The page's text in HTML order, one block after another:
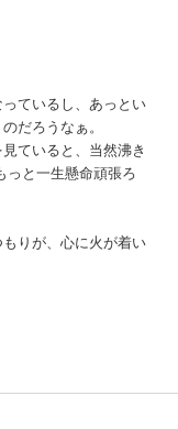
ているし、あっとい
だろうなぁ。
ていると、当然沸き
っと一生懸命頑張ろ
りが、心に火が着い